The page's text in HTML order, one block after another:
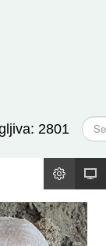
2801
T
r
ž